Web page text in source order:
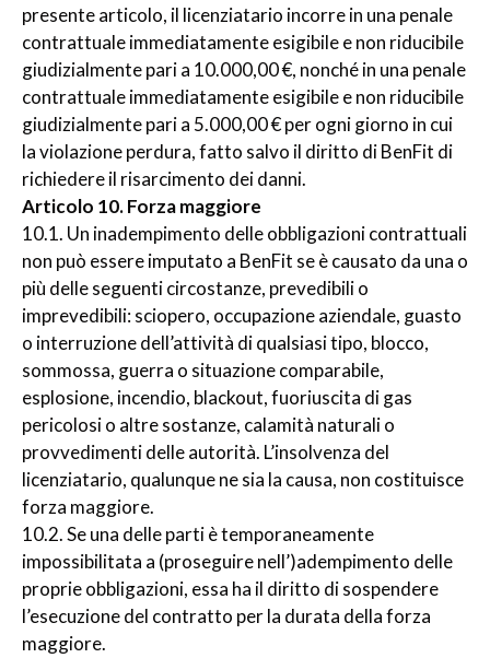
presente articolo, il licenziatario incorre in una penale
contrattuale immediatamente esigibile e non riducibile
giudizialmente pari a 10.000,00 €, nonché in una penale
contrattuale immediatamente esigibile e non riducibile
giudizialmente pari a 5.000,00 € per ogni giorno in cui
la violazione perdura, fatto salvo il diritto di BenFit di
richiedere il risarcimento dei danni.
Articolo 10. Forza maggiore
10.1. Un inadempimento delle obbligazioni contrattuali
non può essere imputato a BenFit se è causato da una o
più delle seguenti circostanze, prevedibili o
imprevedibili: sciopero, occupazione aziendale, guasto
o interruzione dell’attività di qualsiasi tipo, blocco,
sommossa, guerra o situazione comparabile,
esplosione, incendio, blackout, fuoriuscita di gas
pericolosi o altre sostanze, calamità naturali o
provvedimenti delle autorità. L’insolvenza del
licenziatario, qualunque ne sia la causa, non costituisce
forza maggiore.
10.2. Se una delle parti è temporaneamente
impossibilitata a (proseguire nell’)adempimento delle
proprie obbligazioni, essa ha il diritto di sospendere
l’esecuzione del contratto per la durata della forza
maggiore.